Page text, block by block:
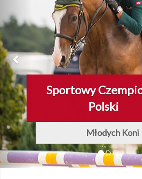
Najlepsze Młode Konie
w skokach przez